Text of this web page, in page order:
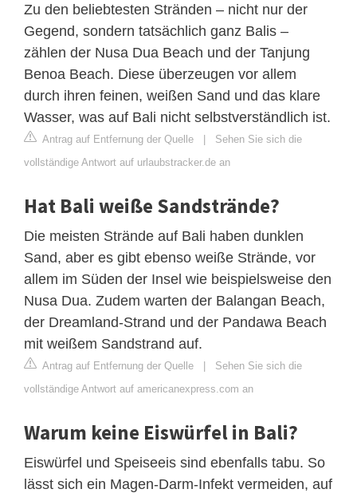
Zu den beliebtesten Stränden – nicht nur der
Gegend, sondern tatsächlich ganz Balis –
zählen der Nusa Dua Beach und der Tanjung
Benoa Beach. Diese überzeugen vor allem
durch ihren feinen, weißen Sand und das klare
Wasser, was auf Bali nicht selbstverständlich ist.
Antrag auf Entfernung der Quelle | Sehen Sie sich die
vollständige Antwort auf urlaubstracker.de an
Hat Bali weiße Sandstrände?
Die meisten Strände auf Bali haben dunklen
Sand, aber es gibt ebenso weiße Strände, vor
allem im Süden der Insel wie beispielsweise den
Nusa Dua. Zudem warten der Balangan Beach,
der Dreamland-Strand und der Pandawa Beach
mit weißem Sandstrand auf.
Antrag auf Entfernung der Quelle | Sehen Sie sich die
vollständige Antwort auf americanexpress.com an
Warum keine Eiswürfel in Bali?
Eiswürfel und Speiseeis sind ebenfalls tabu. So
lässt sich ein Magen-Darm-Infekt vermeiden, auf